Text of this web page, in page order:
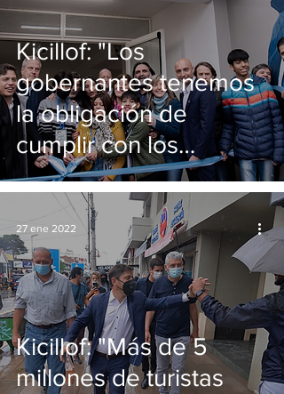
Kicillof: "Los
gobernantes tenemos
la obligación de
cumplir con los
derechos de la
sociedad"
Kicillof: "Más de 5
millones de turistas
27 ene 2022